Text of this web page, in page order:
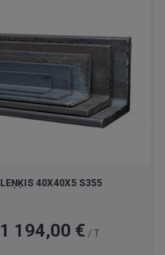
LEŅĶIS 40X40X5 S355
Cena
1 194,00 € / T